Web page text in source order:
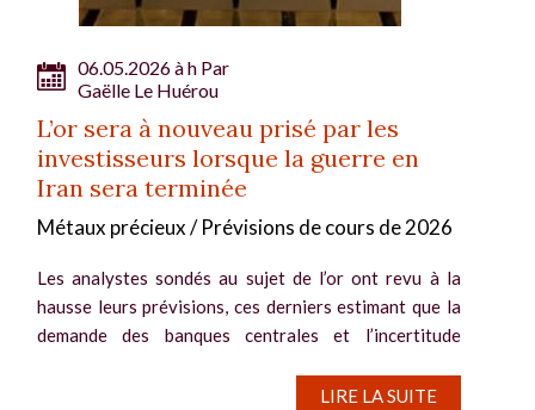
06.05.2026 à h Par
Gaëlle Le Huérou
L’or sera à nouveau prisé par les
investisseurs lorsque la guerre en
Iran sera terminée
Métaux précieux / Prévisions de cours de 2026
Les analystes sondés au sujet de l’or ont revu à la
hausse leurs prévisions, ces derniers estimant que la
demande des banques centrales et l’incertitude
LIRE LA SUITE